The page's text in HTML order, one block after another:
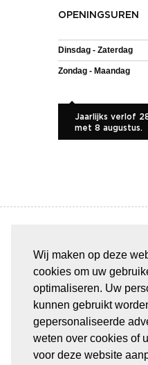
Wij maken op deze
cookies om uw
optimaliseren. Uw
kunnen gebruikt
gepersonaliseerde
weten over cookies of
voor deze website
OPENINGSUREN
Dinsdag - Zaterdag
Zondag - Maandag
Jaarlijks verlof
met 8 augustus.
Alle transacties